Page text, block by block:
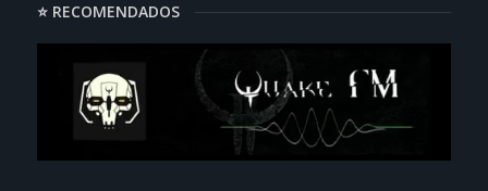
⭐ RECOMENDADOS